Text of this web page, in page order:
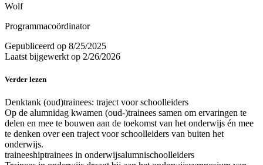
Wolf
Programmacoördinator
Gepubliceerd op 8/25/2025
Laatst bijgewerkt op 2/26/2026
Verder lezen
Denktank (oud)trainees: traject voor schoolleiders
Op de alumnidag kwamen (oud-)trainees samen om ervaringen te
delen en mee te bouwen aan de toekomst van het onderwijs én mee
te denken over een traject voor schoolleiders van buiten het
onderwijs.
traineeshiptrainees in onderwijsalumnischoolleiders